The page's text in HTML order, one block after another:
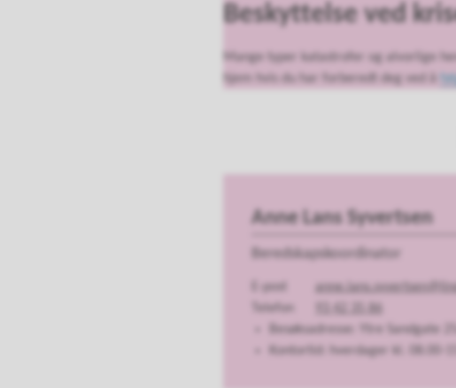
Beskyttelse ved
Mange typer katastrofer og alvorlige
hjem hvis du har forberedt deg ved å
Anne Lans Syvertsen
Beredskapskoordinator
E-post
Besøksadresse: Ytre Sandgate
Kontortid: hverdager kl. 08.00-